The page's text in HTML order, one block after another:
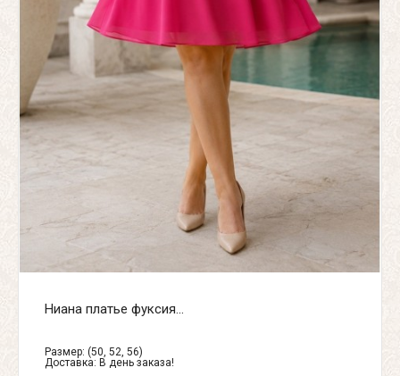
Ниана платье фуксия...
Размер: (50, 52, 56)
Доставка: В день заказа!